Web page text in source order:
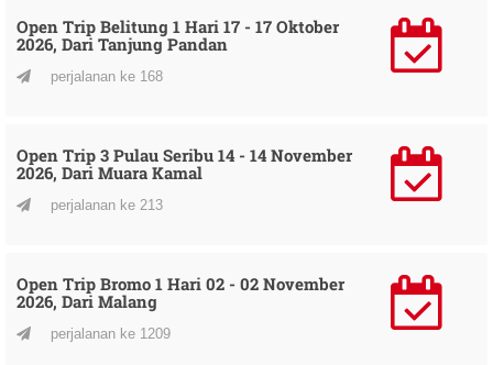
Open Trip Belitung 1 Hari 17 - 17 Oktober
2026, Dari Tanjung Pandan
perjalanan ke 168
Open Trip 3 Pulau Seribu 14 - 14 November
2026, Dari Muara Kamal
perjalanan ke 213
Open Trip Bromo 1 Hari 02 - 02 November
2026, Dari Malang
perjalanan ke 1209